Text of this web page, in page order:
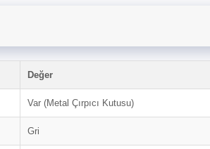
Değer
Var (Metal Çırpıcı Kutusu)
Gri